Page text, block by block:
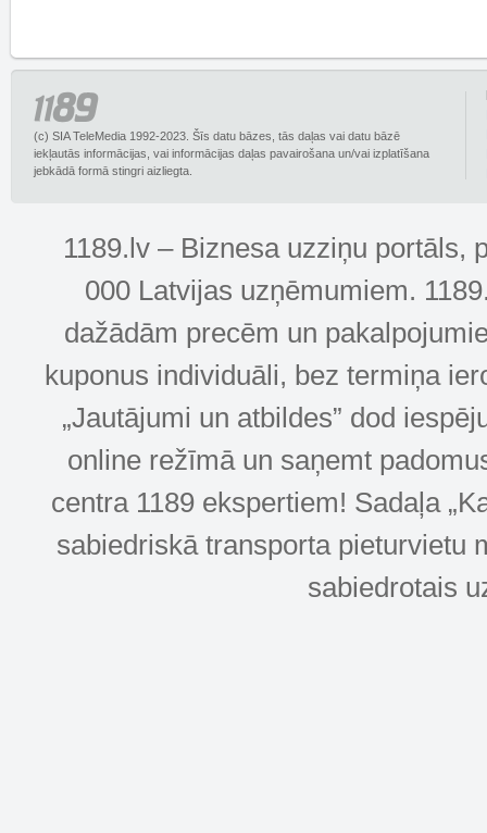
(c) SIA TeleMedia 1992-2023. Šīs datu bāzes, tās daļas vai datu bāzē
iekļautās informācijas, vai informācijas daļas pavairošana un/vai izplatīšana
jebkādā formā stingri aizliegta.
1189.lv – Biznesa uzziņu portāls,
000 Latvijas uzņēmumiem.
dažādām precēm un
kuponus individuāli, bez termiņa
„Jautājumi un atbildes” dod
online režīmā un saņemt
centra 1189 ekspertiem! Sadaļa
sabiedriskā transporta pieturvietu
sabiedrotais